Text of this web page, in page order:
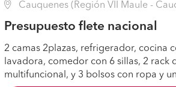
Cauquenes (Región VII Maule -
Presupuesto flete nacional
2 camas 2plazas, refrigerador, cocina
lavadora, comedor con 6 sillas, 2 rack
multifuncional, y 3 bolsos con ropa y